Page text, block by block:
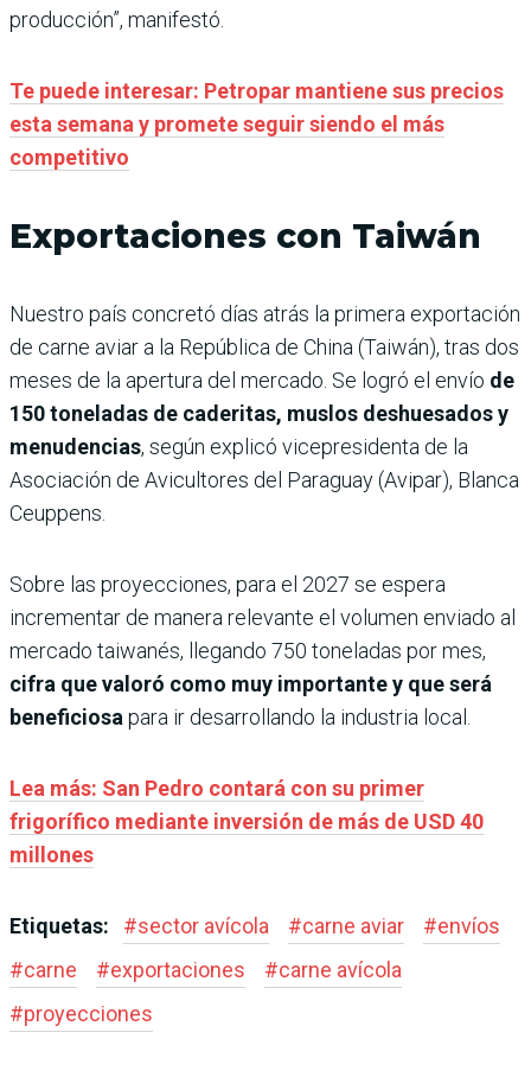
producción”, manifestó.
Te puede interesar: Petropar mantiene sus precios
esta semana y promete seguir siendo el más
competitivo
Exportaciones con Taiwán
Nuestro país concretó días atrás la primera exportación
de carne aviar a la República de China (Taiwán), tras dos
meses de la apertura del mercado. Se logró el envío de
150 toneladas de caderitas, muslos deshuesados y
menudencias, según explicó vicepresidenta de la
Asociación de Avicultores del Paraguay (Avipar), Blanca
Ceuppens.
Sobre las proyecciones, para el 2027 se espera
incrementar de manera relevante el volumen enviado al
mercado taiwanés, llegando 750 toneladas por mes,
cifra que valoró como muy importante y que será
beneficiosa para ir desarrollando la industria local.
Lea más: San Pedro contará con su primer
frigorífico mediante inversión de más de USD 40
millones
Etiquetas: #sector avícola #carne aviar #envíos
#carne #exportaciones #carne avícola
#proyecciones